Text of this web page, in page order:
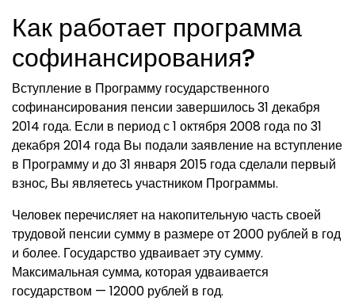
Как работает программа
софинансирования?
Вступление в Программу государственного
софинансирования пенсии завершилось 31 декабря
2014 года. Если в период с 1 октября 2008 года по 31
декабря 2014 года Вы подали заявление на вступление
в Программу и до 31 января 2015 года сделали первый
взнос, Вы являетесь участником Программы.
Человек перечисляет на накопительную часть своей
трудовой пенсии сумму в размере от 2000 рублей в год
и более. Государство удваивает эту сумму.
Максимальная сумма, которая удваивается
государством — 12000 рублей в год.